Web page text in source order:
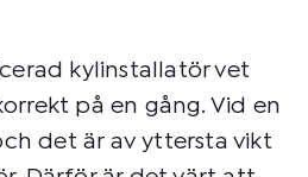
kylinstallatör vet
på en gång. Vid en
det är av yttersta vikt